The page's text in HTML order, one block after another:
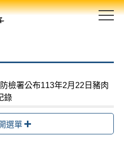
檢署公布113年2月22日豬肉
錄
選單